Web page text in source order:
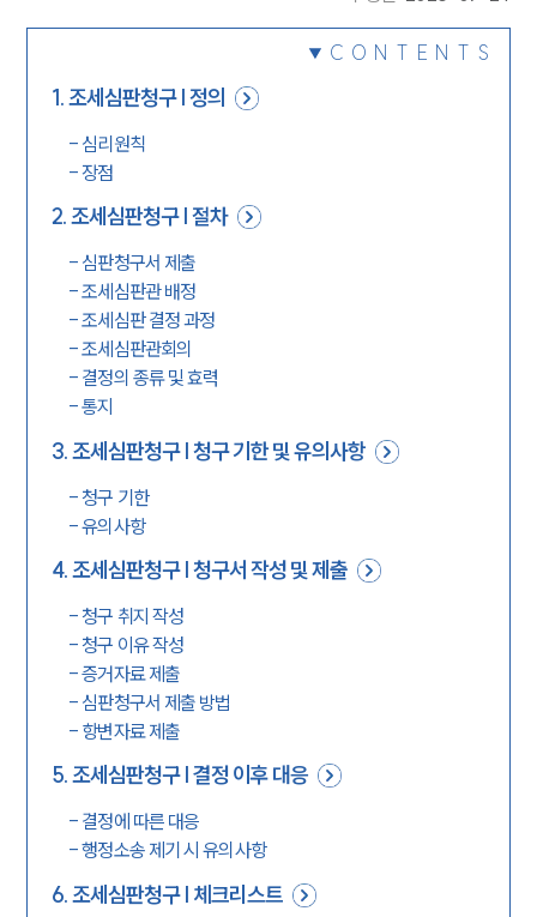
CONTENTS
1.조세심판청구 | 정의
- 심리원칙
-장점
2.조세심판청구 | 절차
- 심판청구서 제출
-조세심판관 배정
-조세심판 결정 과정
-조세심판관회의
- 결정의 종류 및 효력
-통지
3.조세심판청구 | 청구 기한 및 유의사항
-청구 기한
-유의사항
4.조세심판청구 | 청구서 작성 및 제출
-청구 취지 작성
-청구 이유 작성
-증거자료 제출
- 심판청구서 제출 방법
- 항변자료 제출
5.조세심판청구 | 결정 이후 대응
- 결정에 따른 대응
-행정소송 제기 시 유의사항
6.조세심판청구 | 체크리스트